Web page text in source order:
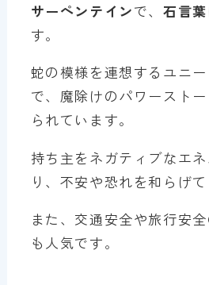
サーペンテインで、石言葉
す。
蛇の模様を連想するユニ
で、魔除けのパワースト
られています。
持ち主をネガティブなエ
り、不安や恐れを和らげて
また、交通安全や旅行安
も人気です。